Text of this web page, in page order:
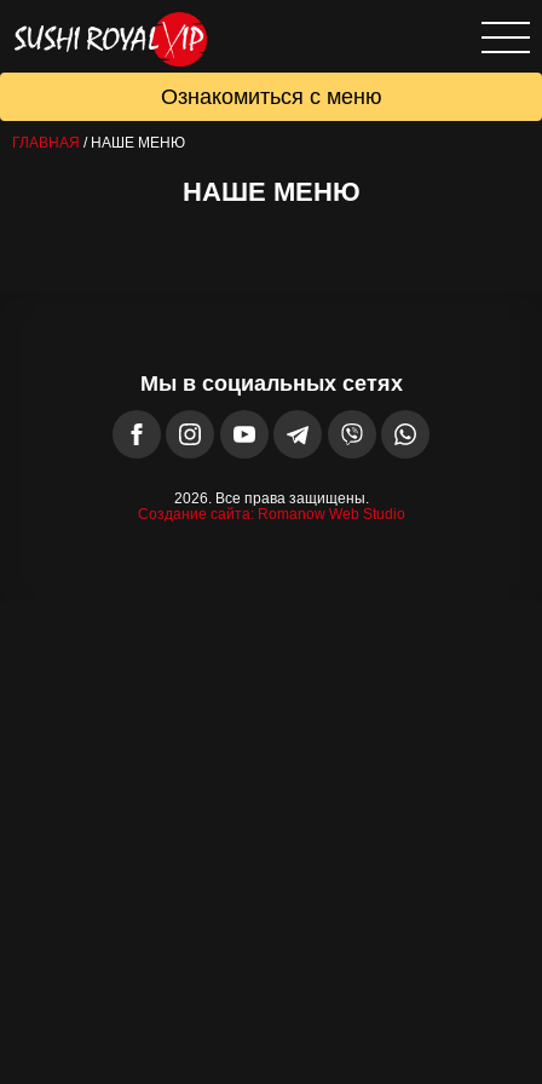
Ознакомиться с меню
ГЛАВНАЯ / НАШЕ МЕНЮ
НАШЕ МЕНЮ
Мы в социальных сетях
2026. Все права защищены.
Создание сайта: Romanow Web Studio